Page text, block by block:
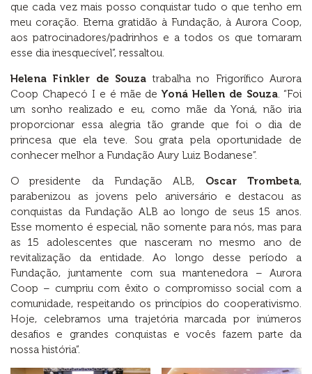
que cada vez mais posso conquistar tudo o que tenho em
meu coração. Eterna gratidão à Fundação, à Aurora Coop,
aos patrocinadores/padrinhos e a todos os que tornaram
esse dia inesquecível”, ressaltou.
Helena Finkler de Souza trabalha no Frigorífico Aurora
Coop Chapecó I e é mãe de Yoná Hellen de Souza. “Foi
um sonho realizado e eu, como mãe da Yoná, não iria
proporcionar essa alegria tão grande que foi o dia de
princesa que ela teve. Sou grata pela oportunidade de
conhecer melhor a Fundação Aury Luiz Bodanese”.
O presidente da Fundação ALB, Oscar Trombeta,
parabenizou as jovens pelo aniversário e destacou as
conquistas da Fundação ALB ao longo de seus 15 anos.
Esse momento é especial, não somente para nós, mas para
as 15 adolescentes que nasceram no mesmo ano de
revitalização da entidade. Ao longo desse período a
Fundação, juntamente com sua mantenedora – Aurora
Coop – cumpriu com êxito o compromisso social com a
comunidade, respeitando os princípios do cooperativismo.
Hoje, celebramos uma trajetória marcada por inúmeros
desafios e grandes conquistas e vocês fazem parte da
nossa história”.